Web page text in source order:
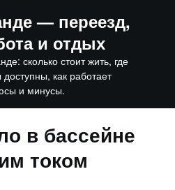
— переезд,
и отдых
сколько стоит жить, где
как работает
и минусы.
в бассейне
током